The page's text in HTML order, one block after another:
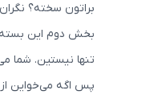
براتون سخته؟
بخش دوم این بسته
تنها نیستین. شما
پس اگه می‌خواین